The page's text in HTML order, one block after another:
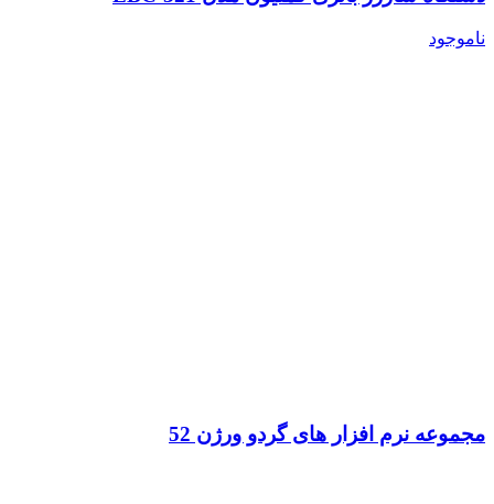
ناموجود
مجموعه نرم افزار های گردو ورژن 52